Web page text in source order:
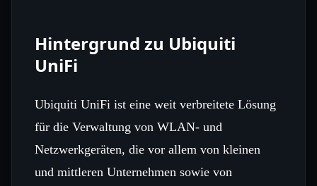
Hintergrund zu Ubiquiti
UniFi
Ubiquiti UniFi ist eine weit verbreitete Lösung
für die Verwaltung von WLAN‑ und
Netzwerkgeräten, die vor allem von kleinen
und mittleren Unternehmen sowie von